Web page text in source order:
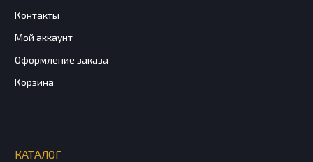
Контакты
Мой аккаунт
Оформление заказа
Корзина
КАТАЛОГ